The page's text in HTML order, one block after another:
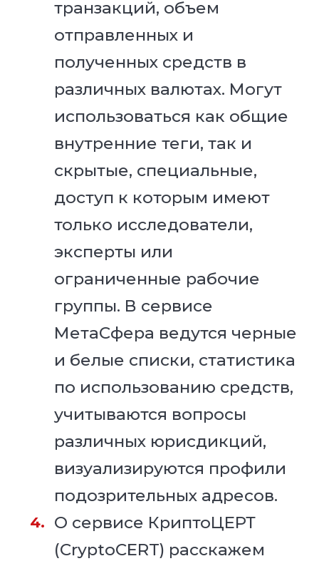
транзакций, объем
отправленных и
полученных средств в
различных валютах. Могут
использоваться как общие
внутренние теги, так и
скрытые, специальные,
доступ к которым имеют
только исследователи,
эксперты или
ограниченные рабочие
группы. В сервисе
МетаСфера ведутся черные
и белые списки, статистика
по использованию средств,
учитываются вопросы
различных юрисдикций,
визуализируются профили
подозрительных адресов.
О сервисе КриптоЦЕРТ
(CryptoCERT) расскажем